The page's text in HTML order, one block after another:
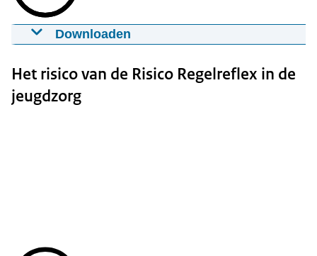
Downloaden
risico-regelreflex
02-02-2015 Groot formaat: 309 MB
Het risico van de Risico Regelreflex in de
jeugdzorg